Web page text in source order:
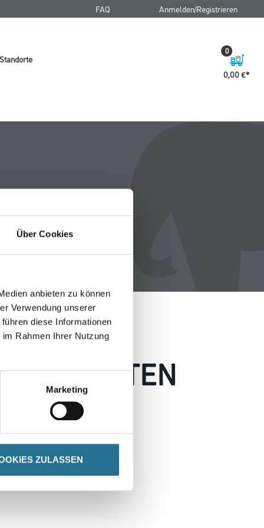
Über Cookies
anbieten zu können
Verwendung unserer
diese Informationen
Rahmen Ihrer Nutzung
Marketing
ZULASSEN
FAQ Anmelden/Registrieren
Standorte
0,00 €
0
möglich beheben.
inspirieren.